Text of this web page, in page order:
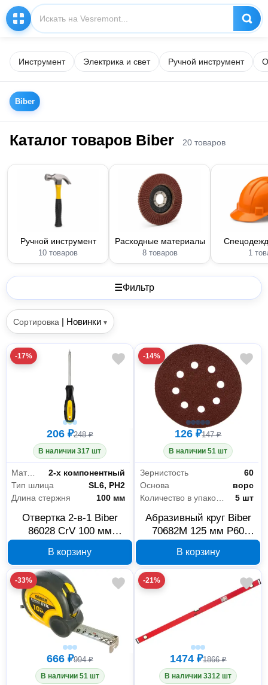
Инструмент Электрика и свет Ручной инструмент
Biber
Каталог товаров Biber 20 товаров
Ручной инструмент
10 товаров
Расходные материалы
8 товаров 1
☰Фильтр
Сортировка | Новинки ▾
-17%
206 ₽248 ₽
В наличии 317 шт
Материал рукояти
2-х компонентный
Тип шлица
SL6, PH2
Длина стержня
100 мм
Отвертка 2-в-1 Biber
86028 CrV 100 мм
В корзину
-14%
126 ₽147 ₽
В наличии 51 шт
Зернистость
60
Основа
ворс
Количество в упаковке
5 шт
Абразивный круг Biber
70682М 125 мм P60
шт
В корзину
-33%
666 ₽994 ₽
В наличии 51 шт
-21%
1474 ₽1866 ₽
В наличии 3312 шт